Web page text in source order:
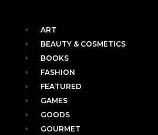
ART
BEAUTY & COSMETICS
BOOKS
FASHION
FEATURED
GAMES
GOODS
GOURMET